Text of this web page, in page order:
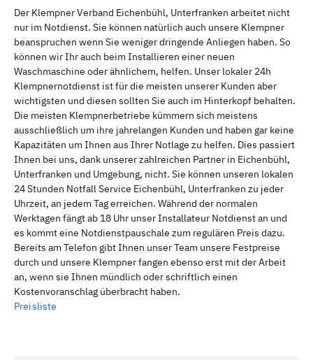
Der Klempner Verband Eichenbühl, Unterfranken arbeitet nicht
nur im Notdienst. Sie können natürlich auch unsere Klempner
beanspruchen wenn Sie weniger dringende Anliegen haben. So
können wir Ihr auch beim Installieren einer neuen
Waschmaschine oder ähnlichem, helfen. Unser lokaler 24h
Klempnernotdienst ist für die meisten unserer Kunden aber
wichtigsten und diesen sollten Sie auch im Hinterkopf behalten.
Die meisten Klempnerbetriebe kümmern sich meistens
ausschließlich um ihre jahrelangen Kunden und haben gar keine
Kapazitäten um Ihnen aus Ihrer Notlage zu helfen. Dies passiert
Ihnen bei uns, dank unserer zahlreichen Partner in Eichenbühl,
Unterfranken und Umgebung, nicht. Sie können unseren lokalen
24 Stunden Notfall Service Eichenbühl, Unterfranken zu jeder
Uhrzeit, an jedem Tag erreichen. Während der normalen
Werktagen fängt ab 18 Uhr unser Installateur Notdienst an und
es kommt eine Notdienstpauschale zum regulären Preis dazu.
Bereits am Telefon gibt Ihnen unser Team unsere Festpreise
durch und unsere Klempner fangen ebenso erst mit der Arbeit
an, wenn sie Ihnen mündlich oder schriftlich einen
Kostenvoranschlag überbracht haben.
Preisliste